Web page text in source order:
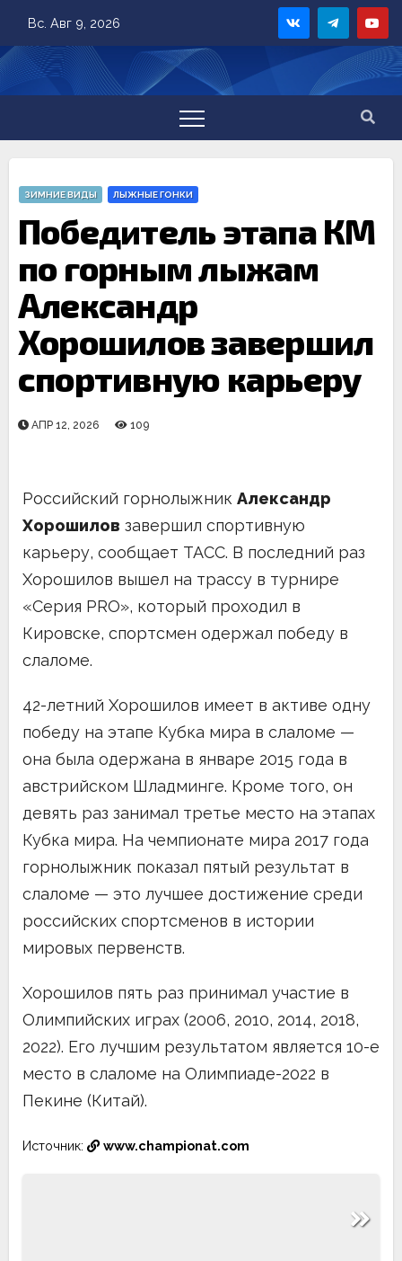
content
Вс. Авг 9, 2026
ЗИМНИЕ ВИДЫ ЛЫЖНЫЕ ГОНКИ
Победитель этапа КМ
по горным лыжам
Александр
Хорошилов завершил
спортивную карьеру
АПР 12, 2026 109
Российский горнолыжник Александр
Хорошилов завершил спортивную
карьеру, сообщает ТАСС. В последний раз
Хорошилов вышел на трассу в турнире
«Серия PRO», который проходил в
Кировске, спортсмен одержал победу в
слаломе.
42-летний Хорошилов имеет в активе одну
победу на этапе Кубка мира в слаломе —
она была одержана в январе 2015 года в
австрийском Шладминге. Кроме того, он
девять раз занимал третье место на этапах
Кубка мира. На чемпионате мира 2017 года
горнолыжник показал пятый результат в
слаломе — это лучшее достижение среди
российских спортсменов в истории
мировых первенств.
Хорошилов пять раз принимал участие в
Олимпийских играх (2006, 2010, 2014, 2018,
2022). Его лучшим результатом является 10-е
место в слаломе на Олимпиаде-2022 в
Пекине (Китай).
Источник: www.championat.com